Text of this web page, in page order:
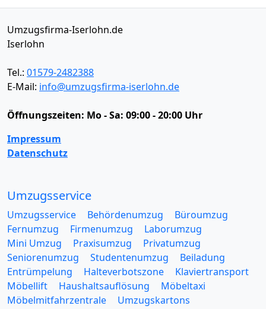
Umzugsfirma-Iserlohn.de
Iserlohn
Tel.: 01579-2482388
E-Mail: info@umzugsfirma-iserlohn.de
Öffnungszeiten: Mo - Sa: 09:00 - 20:00 Uhr
Impressum
Datenschutz
Umzugsservice
Umzugsservice Behördenumzug
Büroumzug
Fernumzug
Firmenumzug
Laborumzug
Mini Umzug
Praxisumzug
Privatumzug
Seniorenumzug
Studentenumzug
Beiladung
Entrümpelung
Halteverbotszone
Klaviertransport
Möbellift
Haushaltsauflösung
Möbeltaxi
Möbelmitfahrzentrale
Umzugskartons